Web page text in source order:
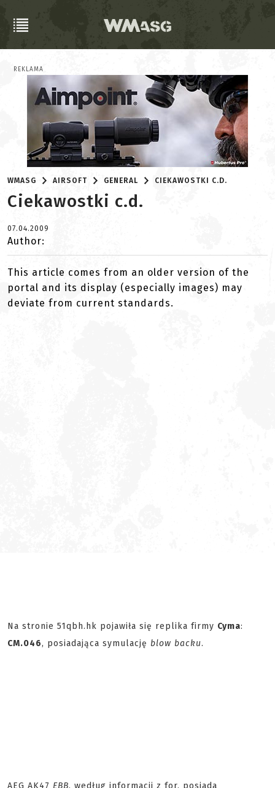
REKLAMA
WMASG AIRSOFT GENERAL CIEKAWOSTKI C.D.
Ciekawostki c.d.
07.04.2009
Author:
This article comes from an older version of the
portal and its display (especially images) may
deviate from current standards.
Na stronie 51qbh.hk pojawiła się replika firmy Cyma:
CM.046, posiadająca symulację blow backu.
AEG AK47 EBB, według informacji z for, posiada